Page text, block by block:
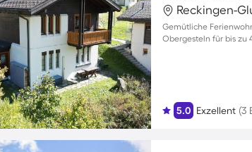
Reckingen-
Gemütliche
Obergesteln für bis zu
5.0 Exzellent (3